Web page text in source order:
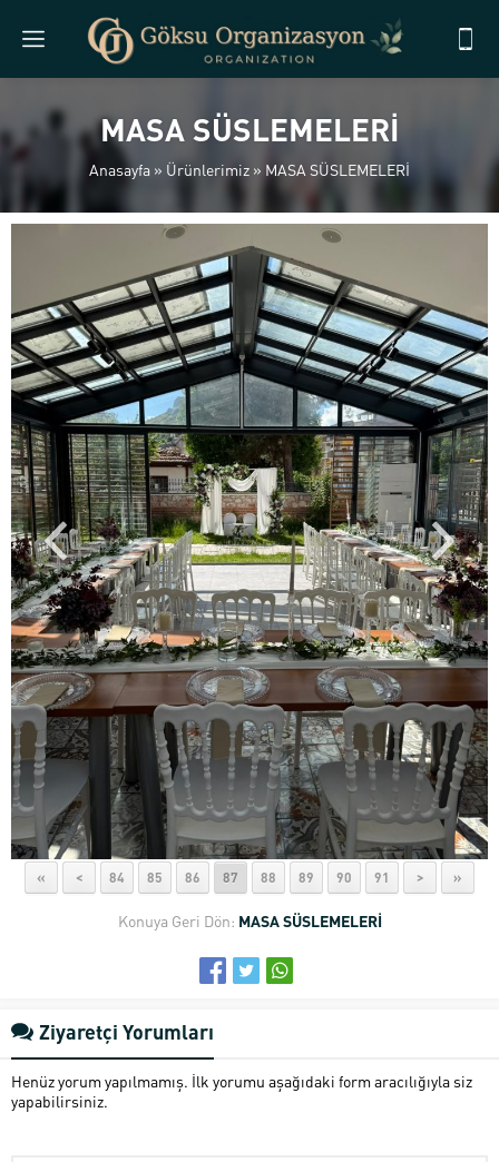
MASA SÜSLEMELERİ
Anasayfa » Ürünlerimiz » MASA SÜSLEMELERİ
« < 84 85 86 87 88 89 90 91 > »
Konuya Geri Dön: MASA SÜSLEMELERİ
Ziyaretçi Yorumları
Henüz yorum yapılmamış. İlk yorumu aşağıdaki form aracılığıyla siz
yapabilirsiniz.